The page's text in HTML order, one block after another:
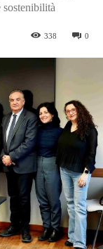
sostenibilità
0
338